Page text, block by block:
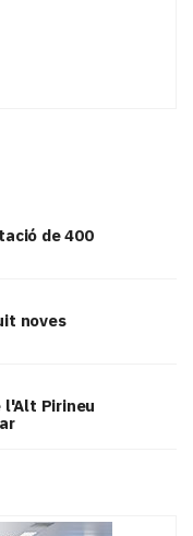
de 400
noves
l'Alt Pirineu